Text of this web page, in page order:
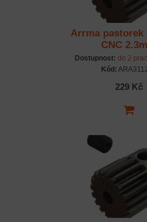
Arrma pastorek
CNC
Dostupnost: do 2
Kód:
229 Kč